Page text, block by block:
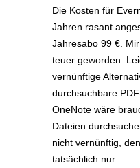
Die Kosten für
Jahren rasant
Jahresabo 99 €.
teuer geworden.
vernünftige
durchsuchbare
OneNote wäre
Dateien
nicht vernünftig,
tatsächlich nur…